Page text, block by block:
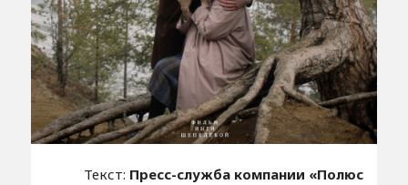
Текст: Пресс-служба компании «Полюс